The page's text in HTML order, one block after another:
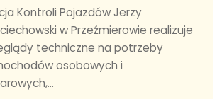
Kontroli Pojazdów Jerzy
w Przeźmierowie realizuje
techniczne na potrzeby
osobowych i